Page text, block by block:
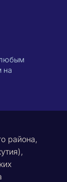
любым
на
района,